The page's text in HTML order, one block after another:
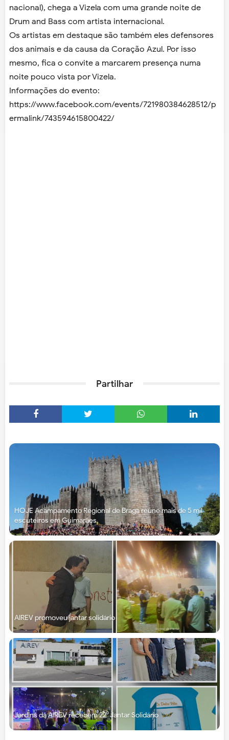
nacional), chega a Vizela com uma grande noite de
Drum and Bass com artista internacional.
Os artistas em destaque são também eles defensores
dos animais e da causa da Coração Azul. Por isso
mesmo, fica o convite a marcarem presença numa
noite pouco vista por Vizela.
Informações do evento:
https://www.facebook.com/events/721980384628512/p
ermalink/743594615800422/
Partilhar
HOJE Acampamento Regional de Braga reúne mais de 5 mil
escuteiros em Guimarães
AIREV promoveu jantar solidário
Jardins da AIREV recebem 22⁰ Jantar Solidário